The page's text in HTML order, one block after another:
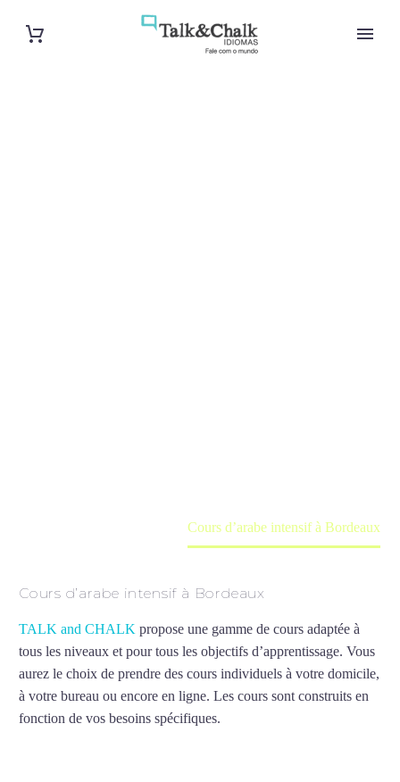
Cours d’arabe intensif à Bordeaux
Cours d’arabe intensif à Bordeaux
TALK and CHALK propose une gamme de cours adaptée à
tous les niveaux et pour tous les objectifs d’apprentissage. Vous
aurez le choix de prendre des cours individuels à votre domicile,
à votre bureau ou encore en ligne. Les cours sont construits en
fonction de vos besoins spécifiques.